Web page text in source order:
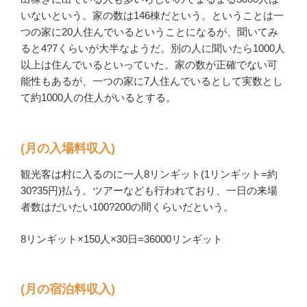
いないという。家の数は146棟だという。ということは一
つの家に20人住んでいるということになるが、聞いてみ
ると4?7くらいが大半なようだ。別の人に聞いたら1000人
以上は住んでいるといっていた。家の数が正確でない可
能性もあるが、一つの家に7人住んでいるとして実数とし
て約1000人の住人がいるとする。
(月の入場料収入)
観光客は村に入るのに一人8リンギット(1リンギット=約
30?35円)払う。ツアーなども行われており、一日の来場
者数はだいたい100?200の間くらいだという。
8リンギット×150人×30日=36000リンギット
(月の宿泊料収入)